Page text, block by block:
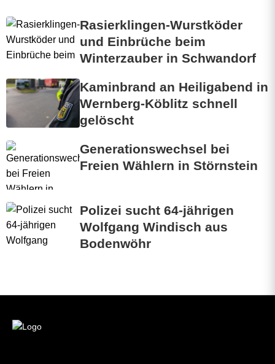
Rasierklingen-Wurstköder
und Einbrüche beim
Winterzauber in Schwandorf
Kaminbrand an Heiligabend in
Wernberg-Köblitz schnell
gelöscht
Generationswechsel bei
Freien Wählern in Störnstein
Polizei sucht 64-jährigen
Wolfgang Windisch aus
Bodenwöhr